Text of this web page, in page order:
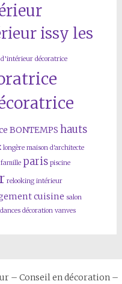
issy les
décoratrice
BONTEMPS hauts
longère maison d'architecte
famille paris piscine
relooking intérieur
cuisine salon
décoration vanves
– Conseil en décoration –